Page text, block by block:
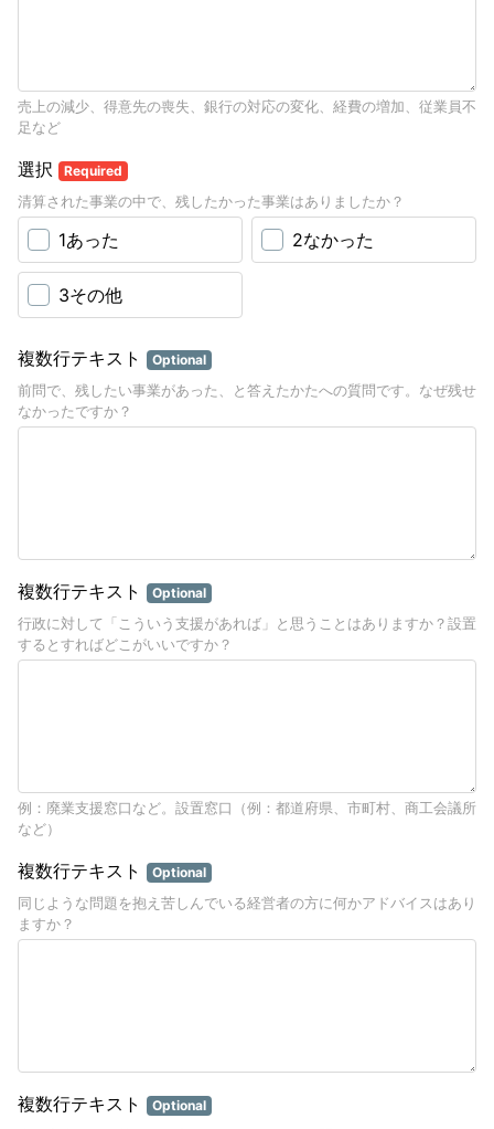
売上の減少、得意先の喪失、銀行の対応の変化、経費の増加、従業員不
足など
選択 Required
清算された事業の中で、残したかった事業はありましたか？
1あった 2なかった
3その他
複数行テキスト Optional
前問で、残したい事業があった、と答えたかたへの質問です。なぜ残せ
なかったですか？
複数行テキスト Optional
行政に対して「こういう支援があれば」と思うことはありますか？設置
するとすればどこがいいですか？
例：廃業支援窓口など。設置窓口（例：都道府県、市町村、商工会議所
など）
複数行テキスト Optional
同じような問題を抱え苦しんでいる経営者の方に何かアドバイスはあり
ますか？
複数行テキスト Optional